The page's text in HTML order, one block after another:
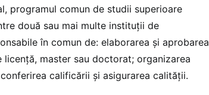
programul comun de studii superioare
două sau mai multe instituții de
în comun de: elaborarea și aprobarea
master sau doctorat; organizarea
calificării și asigurarea calității.